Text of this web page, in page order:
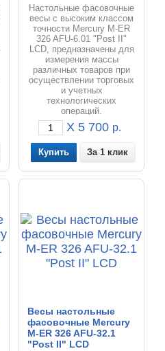
Настольные фасовочные
весы с высоким классом
точности Mercury M-ER
326 AFU-6.01 "Post II"
LCD, предназначены для
измерения массы
различных товаров при
осуществлении торговых
и учетных
технологических
операций.
X 5 700 р.
За 1 клик
Весы настольные
фасовочные Mercury
M-ER 326 AFU-32.1
"Post II" LCD